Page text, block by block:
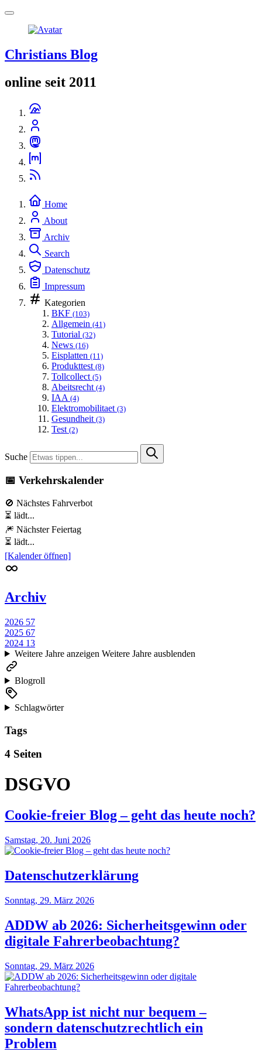
Christians Blog
online seit 2011
Home
About
Archiv
Search
Datenschutz
Impressum
Kategorien
BKF (103)
Allgemein (41)
Tutorial (32)
News (16)
Eisplatten (11)
Produkttest (8)
Tollcollect (5)
Abeitsrecht (4)
IAA (4)
Elektromobilitaet (3)
Gesundheit (3)
Test (2)
Suche
📅 Verkehrskalender
🚫 Nächstes Fahrverbot
⏳ lädt...
🎆 Nächster Feiertag
⏳ lädt...
[Kalender öffnen]
Archiv
2026 57
2025 67
2024 13
Weitere Jahre anzeigen Weitere Jahre ausblenden
Blogroll
Schlagwörter
Tags
4 Seiten
DSGVO
Cookie-freier Blog – geht das heute noch?
Samstag, 20. Juni 2026
Datenschutzerklärung
Sonntag, 29. März 2026
ADDW ab 2026: Sicherheitsgewinn oder
digitale Fahrerbeobachtung?
Sonntag, 29. März 2026
WhatsApp ist nicht nur bequem –
sondern datenschutzrechtlich ein
Problem